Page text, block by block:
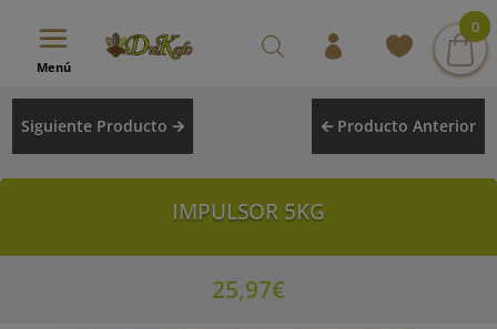
Menú
Siguiente Producto 🡪 🡨 Producto Anterior
IMPULSOR 5KG
25,97€
0
0
0